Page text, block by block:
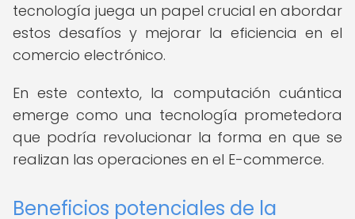
tecnología juega un papel crucial en abordar
estos desafíos y mejorar la eficiencia en el
comercio electrónico.
En este contexto, la computación cuántica
emerge como una tecnología prometedora
que podría revolucionar la forma en que se
realizan las operaciones en el E-commerce.
Beneficios potenciales de la